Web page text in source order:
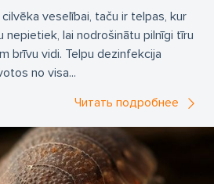
veselībai, taču ir telpas, kur
nepietiek, lai nodrošinātu pilnīgi tīru
brīvu vidi. Telpu dezinfekcija
no visa...
Читать подробнее